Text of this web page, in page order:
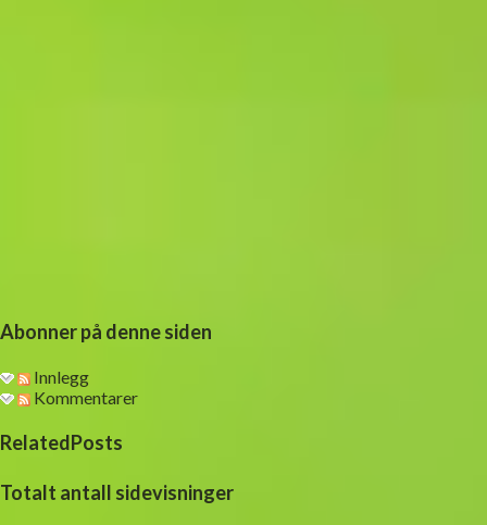
Abonner på denne siden
Innlegg
Kommentarer
RelatedPosts
Totalt antall sidevisninger